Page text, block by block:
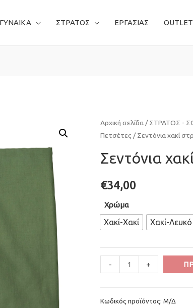
ΓΥΝΑΙΚΑ ΣΤΡΑΤΟΣ ΕΡΓΑΣΙΑΣ OUTLET
Αρχική σελίδα /ΣΤΡΑΤΟΣ -
Πετσέτες / Σεντόνια χακί
Σεντόνια
€34,00
Χρώμα
Χακί-Χακί Χακί-Λευκό
Quantity
-
Σεντόνια
χακί
(Σετ
Quantity
+
Κωδικός προϊόντος: Μ/Δ